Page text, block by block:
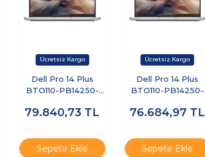
Dell Pro 14 Plus
BTO110-PB14250-
255U 32 GB 1 TB
Dizüstü Bilgisayar
79.840,73 TL
Sepete Ekle
Dell Pro 14 Plus
BTO110-PB14250-
255U 32 GB 512 GB
Dizüstü Bilgisayar
76.684,97 TL
Sepete Ekle